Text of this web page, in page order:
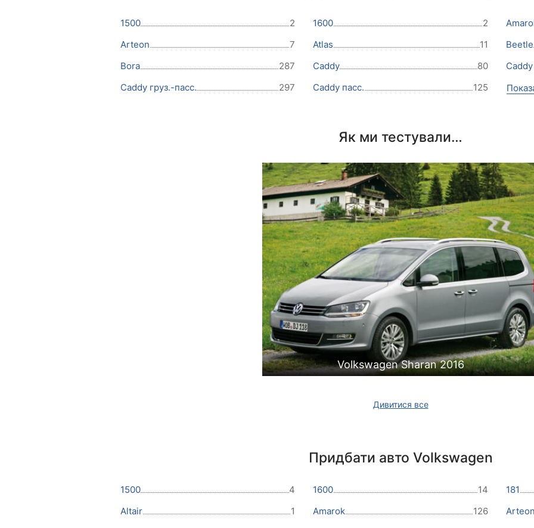
1500 2 1600 2
Arteon
7 Atlas 11 Beetle
Bora
287 Caddy 80 Caddy
Caddy груз.-пасс.
297 Caddy пасс. 125
Як ми тестували…
Volkswagen Sharan 2016
Дивитися все
Придбати авто Volkswagen
1500 4 1600 14 181
Altair
1 Amarok 126 Arteon